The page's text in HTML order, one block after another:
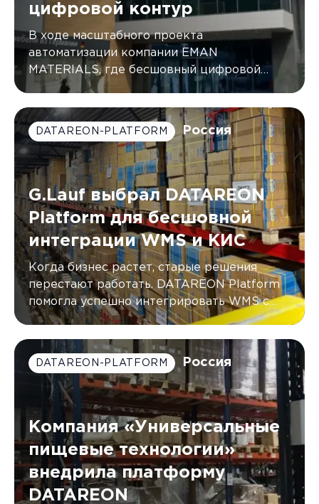
цифровой контур
В ходе масштабного проекта
автоматизации компании EMAN
MATERIALS, где бесшовный цифровой
контур был создан с помощью DATAREON
DATAREON-PLATFORM Россия
G.Lauf выбрал DATAREON
Platform для бесшовной
интеграции WMS и КИС
Когда бизнес растет, старые решения
перестают работать. DATAREON Platform
помогла успешно интегрировать WMS с
двумя КИС компании G.Lauf, автоматически
реального времени.
DATAREON-PLATFORM Россия
Компания «Универсальные
пищевые технологии»
внедрила платформу
DATAREON